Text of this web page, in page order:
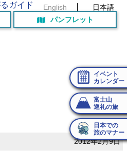
English
日本語
パンフレット
イベント
カレンダー
富士山
巡礼の旅
日本での
旅のマナー
2012年2月9日